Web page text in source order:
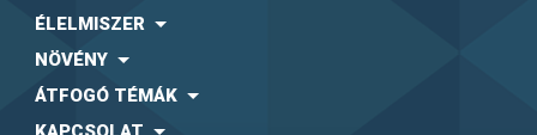
ÉLELMISZER
NÖVÉNY
ÁTFOGÓ TÉMÁK